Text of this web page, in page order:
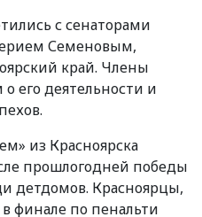
с сенаторами
Семеновым,
край. Члены
его деятельности и
из Красноярска
прошлогодней победы
детдомов. Красноярцы,
финале по пенальти